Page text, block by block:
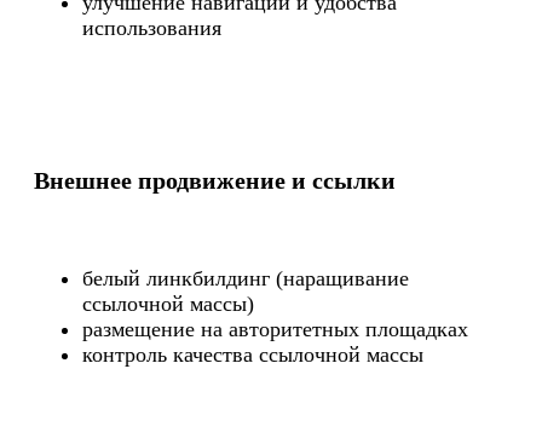
использования
Внешнее продвижение и ссылки
белый линкбилдинг (наращивание
ссылочной массы)
размещение на авторитетных площадках
контроль качества ссылочной массы